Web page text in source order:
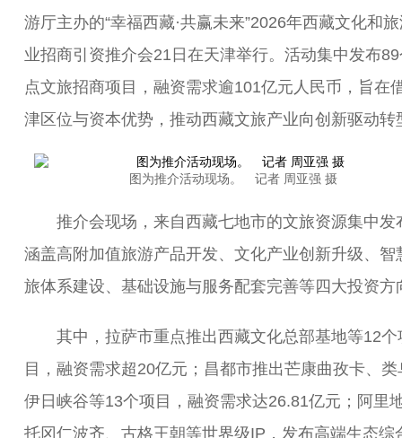
游厅主办的“幸福西藏·共赢未来”2026年西藏文化和
业招商引资推介会21日在天津举行。活动集中发布
点文旅招商项目，融资需求逾101亿元人民币，旨在
津区位与资本优势，推动西藏文旅产业向创新驱动转
图为推介活动现场。 记者 周亚强 摄
推介会现场，来自西藏七地市的文旅资源集中发
涵盖高附加值旅游产品开发、文化产业创新升级、智
旅体系建设、基础设施与服务配套完善等四大投资方
其中，拉萨市重点推出西藏文化总部基地等12个
目，融资需求超20亿元；昌都市推出芒康曲孜卡、类
伊日峡谷等13个项目，融资需求达26.81亿元；阿里
托冈仁波齐、古格王朝等世界级IP，发布高端生态综